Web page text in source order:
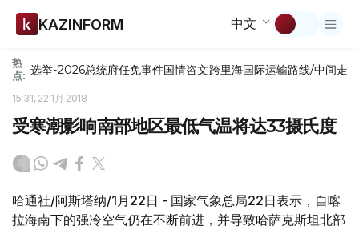
KAZINFORM 中文
热
点: 选举-2026总统府任免事件国情咨文跨里海国际运输路线/中间走廊
15:31, 22 1月 2018
受寒潮影响南部地区最低气温将达33摄氏度
哈通社/阿斯塔纳/1月22日 - 国家气象总局22日表示，自喀
拉海南下的强冷空气仍在不断前进，并导致哈萨克斯坦北部